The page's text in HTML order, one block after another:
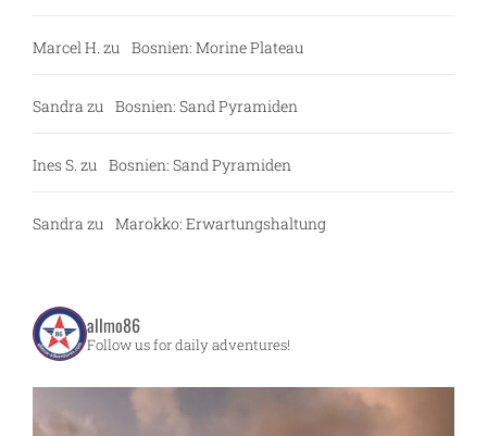
Marcel H. zu Bosnien: Morine Plateau
Sandra zu Bosnien: Sand Pyramiden
Ines S. zu Bosnien: Sand Pyramiden
Sandra zu Marokko: Erwartungshaltung
allmo86
Follow us for daily adventures!